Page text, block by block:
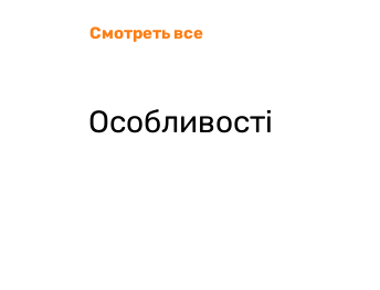
Смотреть все
Особливості